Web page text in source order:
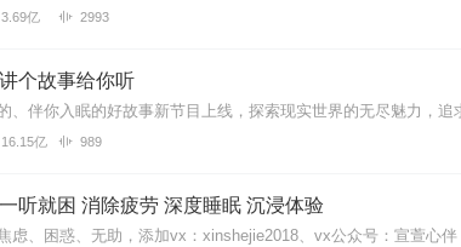
3.69亿 2993
个故事给你听
16.15亿 989
听就困 消除疲劳 深度睡眠 沉浸体验